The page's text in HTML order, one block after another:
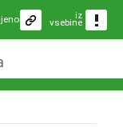
iz
vsebine